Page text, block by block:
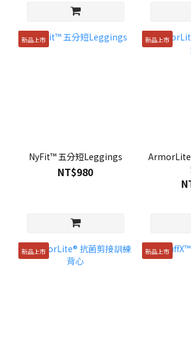
新品上市
NyFit™ 五分短Leggings
NT$980
新品上市
新品上市 新品上市